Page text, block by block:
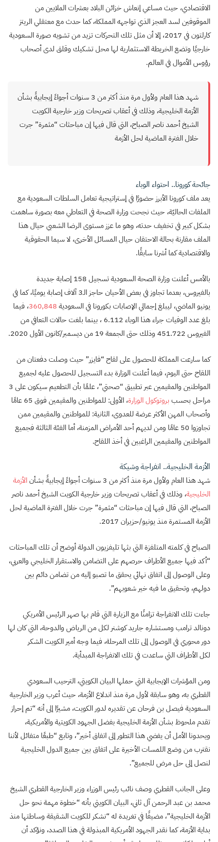
الاقتصادي، حيث مساعي إنعاش خزائن البلاد بعشرات الملايين من
الموقوفين لسد العجز الذي تواجهه المملكة، كما حدث مع معتقلي الريتز
كارلتون في 2017، إلا أن مثل تلك التحركات تزيد من تشويه صورة السعودية
خارجيًا وتضع الخريطة الاستثمارية لها محل تشكيك وقلق لدى أصحاب
رؤوس الأموال في العالم.
شهد هذا العام ولأول مرة منذ أكثر من 3 سنوات أجواءً إيجابيةً بشأن
الأزمة الخليجية، وذلك في أعقاب تصريحات وزير خارجية الكويت
الشيخ أحمد ناصر الصباح، التي قال فيها إن مباحثات “مثمرة” جرت
خلال الفترة الماضية لحل الأزمة
جائحة كورونا.. احتواء الوباء
يعد ملف كورونا الأبرز حضورًا في إستراتيجية تعامل السلطات السعودية مع
الملفات الحاليّة، حيث نجحت وزارة الصحة في التعاطي معه بصورة ساهمت
بشكل كبير في تخفيف حدته، وهو ما عزز مستوى الرضا الشعبي حيال هذا
الملف مقارنة بحالة الاحتقان حيال المسائل الأخرى، لا سيما الحقوقية
والاقتصادية كما أشرنا سابقًا.
بالأمس أعلنت وزارة الصحة السعودية تسجيل 158 إصابة جديدة
بالفيروس، بعدما تجاوز في بعض الأحيان حاجز الـ3 آلاف إصابة يوميًا، كما في
يونيو الماضي، ليبلغ إجمالي الإصابات بكورونا في السعودية 360,848، فيما
بلغ عدد الوفيات جراء هذا الوباء 6.112 ، بينما بلغت حالات التعافي من
الفيروس 451.722 وذلك حتى الجمعة 19 من ديسمبر/كانون الأول 2020.
كما سارعت المملكة للحصول على لقاح “فايزر” حيث وصلت دفعتان من
اللقاح حتى اليوم، فيما أعلنت الوزارة بدء التسجيل للحصول عليه لجميع
المواطنين والمقيمين عبر تطبيق “صحتي”، علمًا بأن التطعيم سيكون على 3
مراحل بحسب بروتوكول الوزارة
، الأولى: للمواطنين والمقيمين فوق 65 عامًا
وأصحاب المهن الأكثر عرضة للعدوى، الثانية: للمواطنين والمقيمين ممن
تجاوزوا 50 عامًا ومن لديهم أحد الأمراض المزمنة، أما الفئة الثالثة فجميع
المواطنين والمقيمين الراغبين في أخذ اللقاح.
الأزمة الخليجية.. انفراجة وشيكة
شهد هذا العام ولأول مرة منذ أكثر من 3 سنوات أجواءً إيجابيةً بشأن
الأزمة
الخليجية، وذلك في أعقاب تصريحات وزير خارجية الكويت الشيخ أحمد ناصر
الصباح، التي قال فيها إن مباحثات “مثمرة” جرت خلال الفترة الماضية لحل
الأزمة المستمرة منذ يونيو/حزيران 2017.
الصباح في كلمته المتلفزة التي بثها تليفزيون الدولة أوضح أن تلك المباحثات
“أكد فيها جميع الأطراف حرصهم على التضامن والاستقرار الخليجي والعربي،
وعلى الوصول إلى اتفاق نهائي يحقق ما تصبو إليه من تضامن دائم بين
دولهم، وتحقيق ما فيه خير شعوبهم”.
جاءت تلك الانفراجة تزامنًا مع الزيارة التي قام بها صهر الرئيس الأمريكي
دونالد ترامب ومستشاره جاريد كوشنر لكل من الرياض والدوحة، التي كان لها
دور محوري في الوصول إلى تلك المرحلة، فيما وجه أمير الكويت الشكر
لكل الأطراف التي ساعدت في تلك الانفراجة المبدأية.
ومن المؤشرات الإيجابية التي حملها البيان الكويتي، الترحيب السعودي
القطري به، وهو سابقة لأول مرة منذ اندلاع الأزمة، حيث أعرب وزير الخارجية
السعودية فيصل بن فرحان عن تقديره لدور الكويت، مشيرًا إلى أنه “تم إحراز
تقدم ملحوظ بشأن الأزمة الخليجية بفضل الجهود الكويتية والأمريكية،
ويحدونا الأمل أن يفضي هذا التطور إلى اتفاق أخير”، وتابع “طبعًا متفائل لأننا
نقترب من وضع اللمسات الأخيرة على اتفاق بين جميع الدول الخليجية
لنصل إلى حل مرض للجميع”.
وعلى الجانب القطري وصف نائب رئيس الوزراء وزير الخارجية القطري الشيخ
محمد بن عبد الرحمن آل ثاني، البيان الكويتي بأنه “خطوة مهمة نحو حل
الأزمة الخليجية”، مضيفًا في تغريدة له “نشكر للكويت الشقيقة وساطتها منذ
بداية الأزمة، كما نقدر الجهود الأمريكية المبذولة في هذا الصدد، ونؤكد أن